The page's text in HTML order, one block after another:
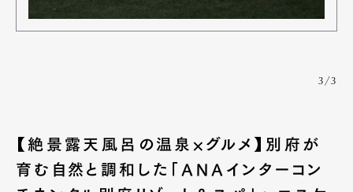
3/3
【絶景露天風呂の温泉×グルメ】別府が
育む自然と調和した「ANAインターコン